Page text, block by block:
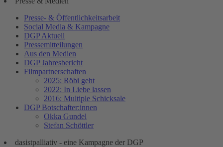
Presse- & Öffentlichkeitsarbeit
Social Media & Kampagne
DGP Aktuell
Pressemitteilungen
Aus den Medien
DGP Jahresbericht
Filmpartnerschaften
2025: Röbi geht
2022: In Liebe lassen
2016: Multiple Schicksale
DGP Botschafter:innen
Okka Gundel
Stefan Schöttler
dasistpalliativ - eine Kampagne der DGP